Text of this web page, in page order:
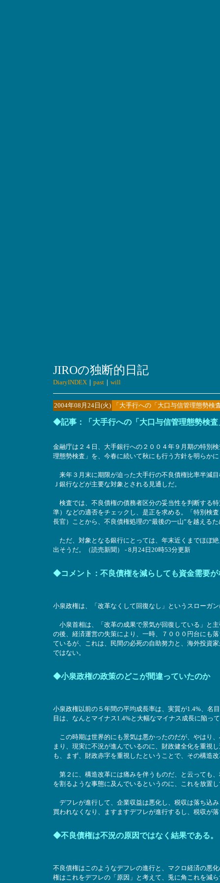
JIROの独断的日記
DiaryINDEX｜ past｜ will
2004年08月24日(火) 「大手行への「大口与信管理態勢
◆記事：「大手行への「大口与信管理態勢検
金融庁は２４日、大手銀行への２００４年９月期の特別
理態勢検査」を、今春に続いて秋にも行う方針を明らか
来年３月末に期限が迫った大手行の不良債権比率半減
Ｊ銀行などが主要な対象とされる見通しだ。
検査では、不良債権の債務者区分の妥当性を判断する
準）などの適否をチェックし、是正を求める。「特別検
長官）ことから、不良債権処理の“最後の一山”を越える
ただ、対象となる銀行にとっては、年末近くまでほぼ
出そうだ。（読売新聞） - 8月24日20時53分更新
◆コメント：不良債権を減らしても資金需要
小泉政権は、「改革なくして回復なし」というスローガ
小泉首相は、「改革の成果で景気が回復している」と
の後、経済運営の失策により、一時、７０００円台にも
ているが、これは、民間の必死の自助努力と、海外投資
ではない。
◆小泉政権の政策のどこが間違っていたのか
小泉政権以前の５年間の平均成長率は、実質が1.4%、名
目は、なんとマイナス1.4%と大幅なマイナス成長に陥っ
この時期は世界的にも景気は悪かったのだが、やはり
まり、現実に不況が進んでいるのに、財政健全化を重視
も、まず、財政赤字を重視したということで、その構造
第２に、構造改革には痛みを伴うものだ、と云っても
を割るような事態に及んでいるというのに、これを放置
デフレが進行して、企業収益は悪化し、税収は落ち込
買われなくなり、ますますデフレが進行するし、税収が
◆不良債権は不況の原因ではなく結果である。
不良債権はこのようなデフレの進行と、マクロ経済の悪
権はこれをデフレの「原因」と考えて、兎に角これを減